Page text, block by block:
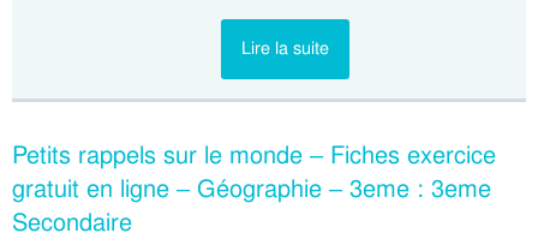
Lire la suite
Petits rappels sur le monde – Fiches exercice
gratuit en ligne – Géographie – 3eme : 3eme
Secondaire